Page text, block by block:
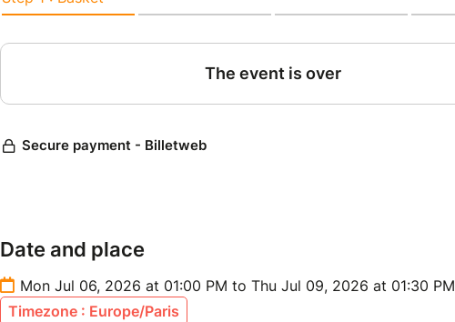
Date and place
Mon Jul 06, 2026 at 01:00 PM to Thu Jul 09, 2026 at 01:30 PM
Timezone : Europe/Paris